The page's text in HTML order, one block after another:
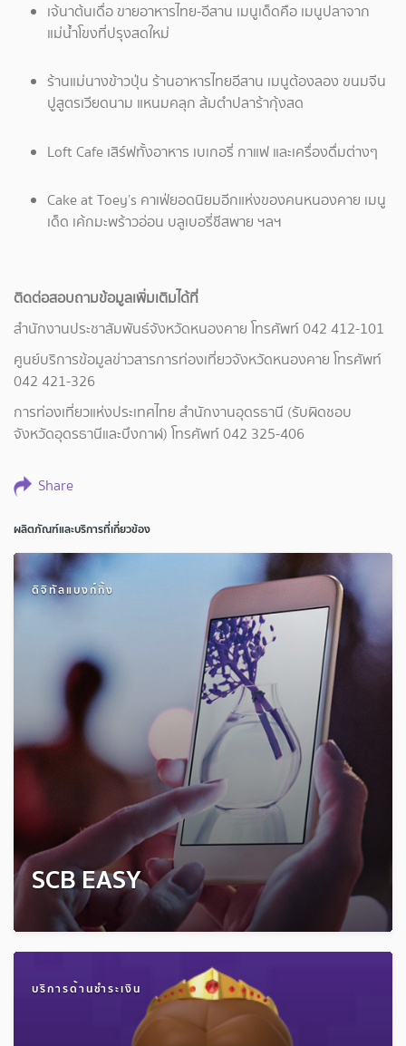
เจ้นาต้นเดื่อ ขายอาหารไทย-อีสาน เมนูเด็ดคือ เมนูปลาจาก
แม่น้ำโขงที่ปรุงสดใหม่
ร้านแม่นางข้าวปุ่น ร้านอาหารไทยอีสาน เมนูต้องลอง ขนมจีน
ปูสูตรเวียดนาม แหนมคลุก ส้มตำปลาร้ากุ้งสด
Loft Cafe เสิร์ฟทั้งอาหาร เบเกอรี่ กาแฟ และเครื่องดื่มต่างๆ
Cake at Toey’s คาเฟ่ยอดนิยมอีกแห่งของคนหนองคาย เมนู
เด็ด เค้กมะพร้าวอ่อน บลูเบอรี่ชีสพาย ฯลฯ
ติดต่อสอบถามข้อมูลเพิ่มเติมได้ที่
สำนักงานประชาสัมพันธ์จังหวัดหนองคาย โทรศัพท์ 042 412-101
ศูนย์บริการข้อมูลข่าวสารการท่องเที่ยวจังหวัดหนองคาย โทรศัพท์
042 421-326
การท่องเที่ยวแห่งประเทศไทย สำนักงานอุดรธานี (รับผิดชอบ
จังหวัดอุดรธานีและบึงกาฬ) โทรศัพท์ 042 325-406
Share
ผลิตภัณฑ์และบริการที่เกี่ยวข้อง
ดิจิทัลแบงก์กิ้ง
SCB EASY
บริการด้านชำระเงิน